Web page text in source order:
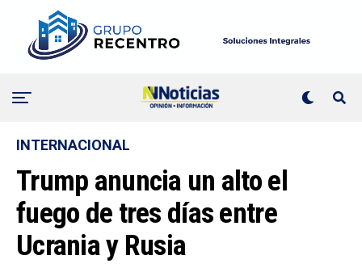
INTERNACIONAL
Trump anuncia un alto el
fuego de tres días entre
Ucrania y Rusia